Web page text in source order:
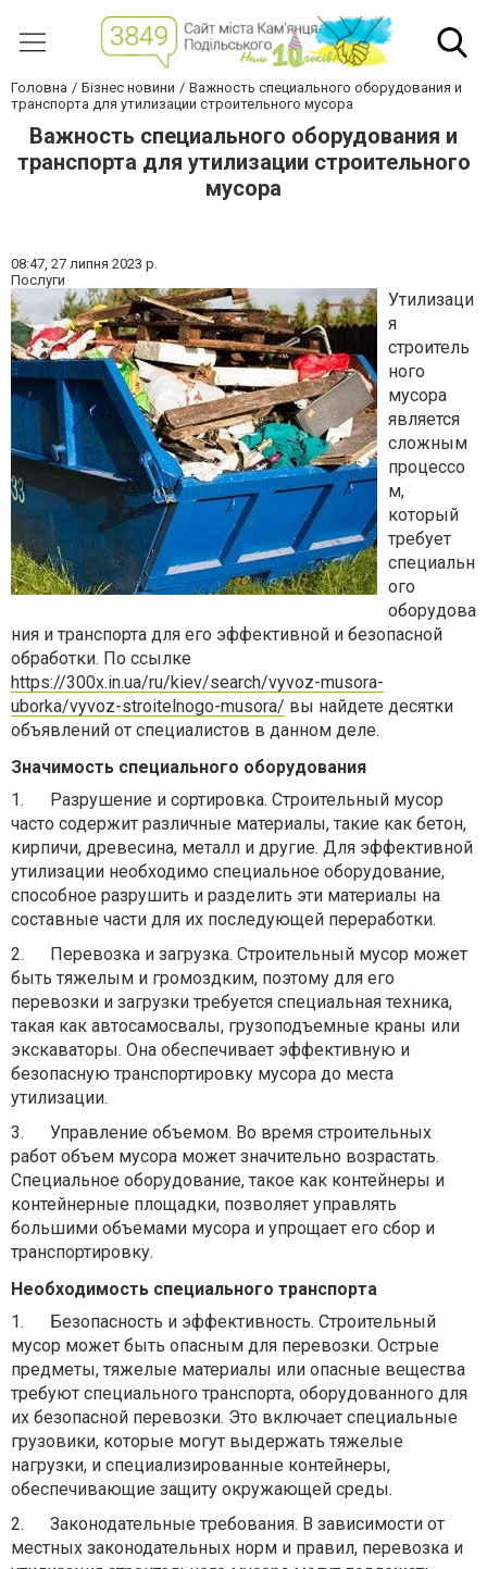
Головна Бізнес новини
Важность специального оборудования и
транспорта для утилизации строительного мусора
Важность специального оборудования и
транспорта для утилизации строительного
мусора
08:47, 27 липня 2023 р.
Послуги
Утилизаци
я
строитель
ного
мусора
является
сложным
процессо
м,
который
требует
специальн
ого
оборудова
ния и транспорта для его эффективной и безопасной
обработки. По ссылке
https://300x.in.ua/ru/kiev/search/vyvoz-musora-
uborka/vyvoz-stroitelnogo-musora/ вы найдете десятки
объявлений от специалистов в данном деле.
Значимость специального оборудования
1.
Разрушение и сортировка. Строительный мусор
часто содержит различные материалы, такие как бетон,
кирпичи, древесина, металл и другие. Для эффективной
утилизации необходимо специальное оборудование,
способное разрушить и разделить эти материалы на
составные части для их последующей переработки.
2.
Перевозка и загрузка. Строительный мусор может
быть тяжелым и громоздким, поэтому для его
перевозки и загрузки требуется специальная техника,
такая как автосамосвалы, грузоподъемные краны или
экскаваторы. Она обеспечивает эффективную и
безопасную транспортировку мусора до места
утилизации.
3.
Управление объемом. Во время строительных
работ объем мусора может значительно возрастать.
Специальное оборудование, такое как контейнеры и
контейнерные площадки, позволяет управлять
большими объемами мусора и упрощает его сбор и
транспортировку.
Необходимость специального транспорта
1.
Безопасность и эффективность. Строительный
мусор может быть опасным для перевозки. Острые
предметы, тяжелые материалы или опасные вещества
требуют специального транспорта, оборудованного для
их безопасной перевозки. Это включает специальные
грузовики, которые могут выдержать тяжелые
нагрузки, и специализированные контейнеры,
обеспечивающие защиту окружающей среды.
2.
Законодательные требования. В зависимости от
местных законодательных норм и правил, перевозка и